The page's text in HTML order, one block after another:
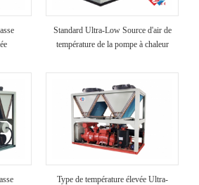
Standard Ultra-Low Source d'air de
température de la pompe à chaleur
Type de température élevée Ultra-